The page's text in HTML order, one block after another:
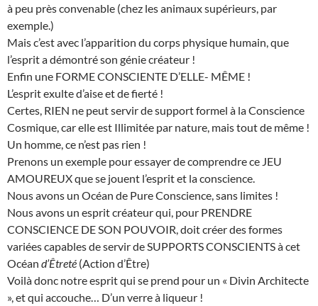
à peu près convenable (chez les animaux supérieurs, par
exemple.)
Mais c’est avec l’apparition du corps physique humain, que
l’esprit a démontré son génie créateur !
Enfin une FORME CONSCIENTE D’ELLE- MÊME !
L’esprit exulte d’aise et de fierté !
Certes, RIEN ne peut servir de support formel à la Conscience
Cosmique, car elle est Illimitée par nature, mais tout de même !
Un homme, ce n’est pas rien !
Prenons un exemple pour essayer de comprendre ce JEU
AMOUREUX que se jouent l’esprit et la conscience.
Nous avons un Océan de Pure Conscience, sans limites !
Nous avons un esprit créateur qui, pour PRENDRE
CONSCIENCE DE SON POUVOIR, doit créer des formes
variées capables de servir de SUPPORTS CONSCIENTS à cet
Océan d’Êtreté (Action d’Être)
Voilà donc notre esprit qui se prend pour un « Divin Architecte
», et qui accouche… D’un verre à liqueur !